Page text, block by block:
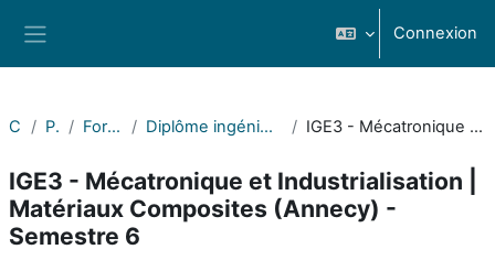
Connexion
Cours POLYTECH Formations POLYTECH Diplôme ingénieur Mécanique Mécatronique Matériaux Composites IGE3 - Mécatronique et Industrialisation | Matériaux Composites (Annecy) - Semestre 6
IGE3 - Mécatronique et Industrialisation |
Matériaux Composites (Annecy) -
Semestre 6